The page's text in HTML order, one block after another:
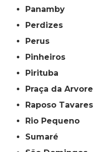
Panamby
Perdizes
Perus
Pinheiros
Pirituba
Praça da Arvore
Raposo Tavares
Rio Pequeno
Sumaré